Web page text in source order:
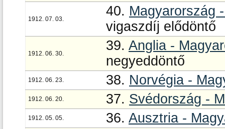
1912. 07. 03.
40. Magyarország
vigaszdíj elődöntő
1912. 06. 30.
39. Anglia -
negyeddöntő
1912. 06. 23. 38. Norvégia -
1912. 06. 20. 37. Svédország -
1912. 05. 05. 36. Ausztria -